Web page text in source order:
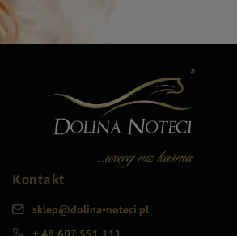
Kontakt
sklep@dolina-noteci.pl